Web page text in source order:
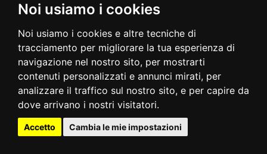
Noi usiamo i cookies
Noi usiamo i cookies e altre tecniche di
tracciamento per migliorare la tua esperienza di
navigazione nel nostro sito, per mostrarti
contenuti personalizzati e annunci mirati, per
analizzare il traffico sul nostro sito, e per capire da
dove arrivano i nostri visitatori.
Accetto Cambia le mie impostazioni